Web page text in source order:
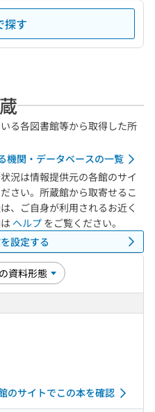
探す
る各図書館等から取得した所
機関・データベースの一覧
況は情報提供元の各館のサイ
さい。所蔵館から取寄せるこ
、ご自身が利用されるお近く
ヘルプ をご覧ください。
設定する
のサイトでこの本を確認